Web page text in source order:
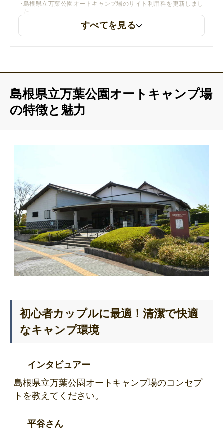
島根県立万葉公園オートキャンプ場のサイト利用料を更新しまし
た
すべてを見る
島根県立万葉公園オートキャンプ場
の特徴と魅力
初心者カップルに最適！清潔で快適
なキャンプ環境
インタビュアー
島根県立万葉公園オートキャンプ場のコンセプ
トを教えてください。
平谷さん